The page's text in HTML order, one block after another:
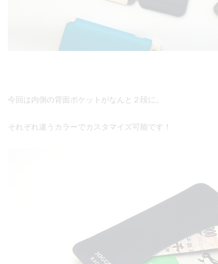
今回は内側の背面ポケットがなんと２段に。
それぞれ違うカラーでカスタマイズ可能です！